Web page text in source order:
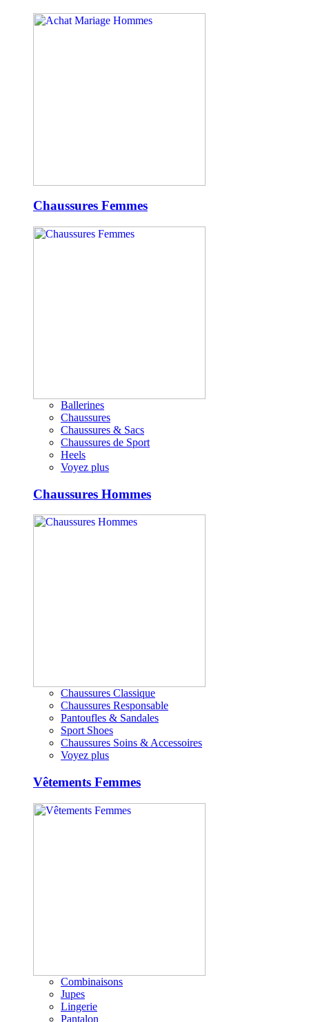
Chaussures Femmes
Ballerines
Chaussures
Chaussures & Sacs
Chaussures de Sport
Heels
Voyez plus
Chaussures Hommes
Chaussures Classique
Chaussures Responsable
Pantoufles & Sandales
Sport Shoes
Chaussures Soins & Accessoires
Voyez plus
Vêtements Femmes
Combinaisons
Jupes
Lingerie
Pantalon